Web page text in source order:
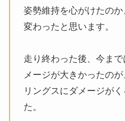
姿勢維持を心がけたの
変わったと思います。
走り終わった後、今ま
メージが大きかったの
リングスにダメージが
た。